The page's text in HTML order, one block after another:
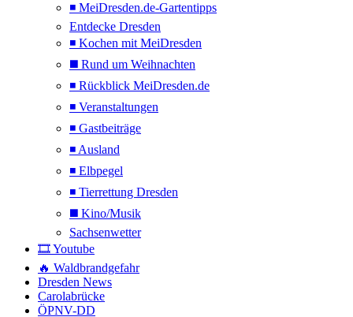
◾ MeiDresden.de-Gartentipps
Entdecke Dresden
◾ Kochen mit MeiDresden
◼️ Rund um Weihnachten
◾ Rückblick MeiDresden.de
◾ Veranstaltungen
◾ Gastbeiträge
◾ Ausland
◾ Elbpegel
◾ Tierrettung Dresden
◼️ Kino/Musik
Sachsenwetter
🎞️ Youtube
🔥 Waldbrandgefahr
Dresden News
Carolabrücke
ÖPNV-DD